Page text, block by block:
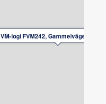
VM-logi FVM242, Gammelvägen 37,